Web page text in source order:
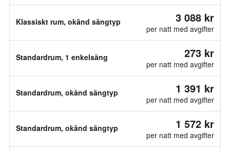
Klassiskt rum, okänd sängtyp 3 088 kr
per natt med avgifter
Standardrum, 1 enkelsäng 273 kr
per natt med avgifter
Standardrum, okänd sängtyp 1 391 kr
per natt med avgifter
Standardrum, okänd sängtyp 1 572 kr
per natt med avgifter